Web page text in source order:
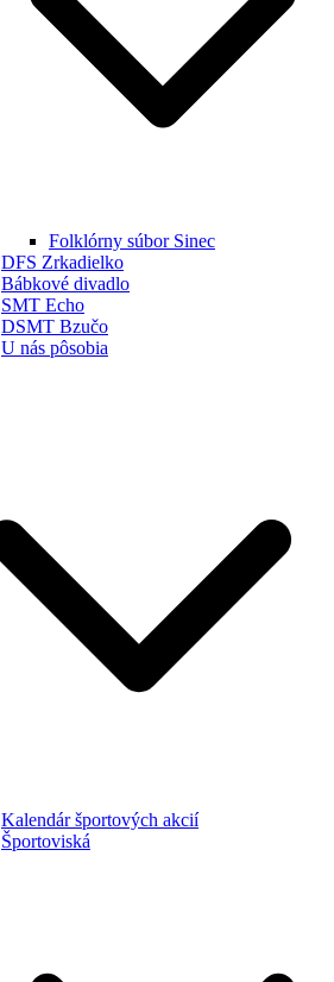
Folklórny súbor Sinec
DFS Zrkadielko
Bábkové divadlo
SMT Echo
DSMT Bzučo
U nás pôsobia
Kalendár športových akcií
Športoviská